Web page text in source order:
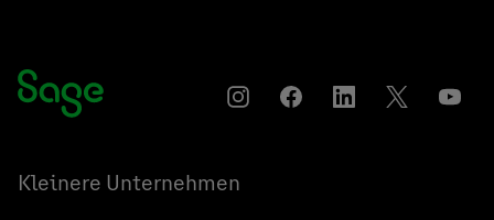
Instagram
Auf
Auf
Auf
Kleinere Unternehmen